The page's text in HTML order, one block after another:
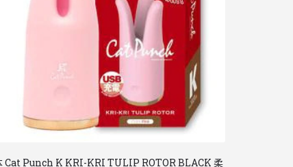
Cat Punch K KRI-KRI TULIP ROTOR BLACK 柔